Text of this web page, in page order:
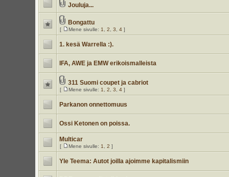
Jouluja...
Bongattu
[ Mene sivulle: 1 2 3 4]
1. kesä Warrella :).
IFA, AWE ja EMW erikoismalleista
311 Suomi coupet ja cabriot
[ Mene sivulle: 1 2 3 4]
Parkanon onnettomuus
Ossi Ketonen on poissa.
Multicar
[ Mene sivulle: 1 2 ]
Yle Teema: Autot joilla ajoimme kapitalismiin